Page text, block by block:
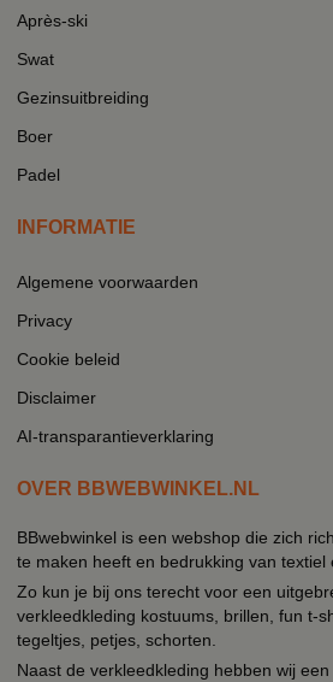
Après-ski
Swat
Gezinsuitbreiding
Boer
Padel
INFORMATIE
Algemene voorwaarden
Privacy
Cookie beleid
Disclaimer
AI-transparantieverklaring
OVER BBWEBWINKEL.NL
BBwebwinkel is een webshop die zich
te maken heeft en bedrukking van textiel
Zo kun je bij ons terecht voor een
verkleedkleding kostuums, brillen, fun t-
tegeltjes, petjes, schorten.
Naast de verkleedkleding hebben wij